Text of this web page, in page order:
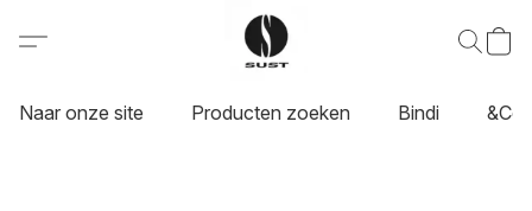
Naar onze site Producten zoeken Bindi &Co